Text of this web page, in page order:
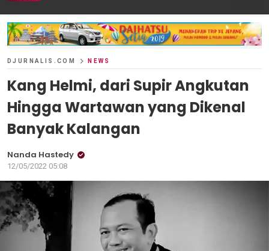
DJURNALIS.COM NEWS
Kang Helmi, dari Supir Angkutan
Hingga Wartawan yang Dikenal
Banyak Kalangan
Nanda Hastedy
12/05/2022 05:08